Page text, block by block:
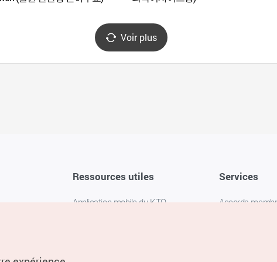
Voir plus
Ressources utiles
Application mobile du KTO
Services
Accords